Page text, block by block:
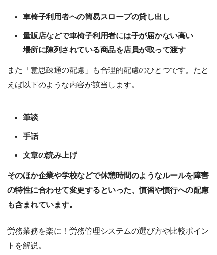
車椅子利用者への簡易スロープの貸し出し
量販店などで車椅子利用者には手が届かない高い
場所に陳列されている商品を店員が取って渡す
また「意思疎通の配慮」も合理的配慮のひとつです。たと
えば以下のような内容が該当します。
筆談
手話
文章の読み上げ
そのほか企業や学校などで休憩時間のようなルールを障害
の特性に合わせて変更するといった、慣習や慣行への配慮
も含まれています。
労務業務を楽に！労務管理システムの選び方や比較ポイン
トを解説。